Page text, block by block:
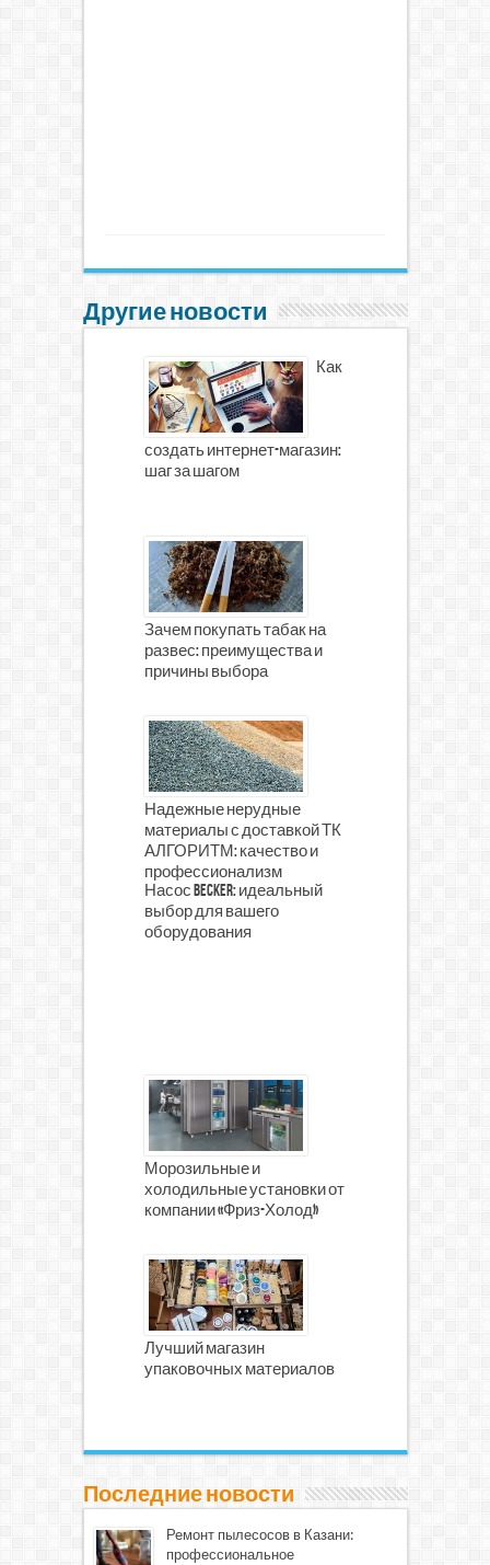
Другие новости
Как
создать интернет-магазин:
шаг за шагом
Зачем покупать табак на
развес: преимущества и
причины выбора
Надежные нерудные
материалы с доставкой ТК
АЛГОРИТМ: качество и
профессионализм
Насос Becker: идеальный
выбор для вашего
оборудования
Морозильные и
холодильные установки от
компании «Фриз-Холод»
Лучший магазин
упаковочных материалов
Последние новости
Ремонт пылесосов в Казани:
профессиональное